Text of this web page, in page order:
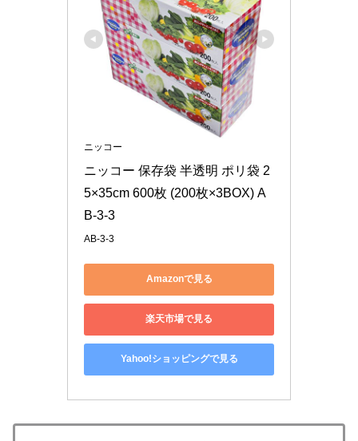
ニッコー
ニッコー 保存袋 半透明 ポリ袋 2
5×35cm 600枚 (200枚×3BOX) A
B-3-3
AB-3-3
Amazonで見る
楽天市場で見る
Yahoo!ショッピングで見る